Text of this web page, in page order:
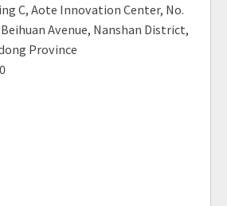
C, Aote Innovation Center, No.
Avenue, Nanshan District,
Province